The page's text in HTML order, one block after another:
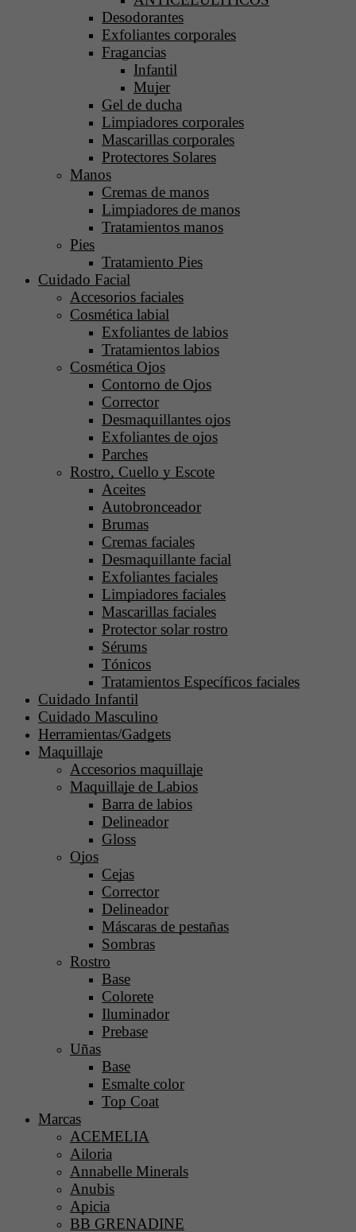
Desodorantes
Exfoliantes corporales
Fragancias
Infantil
Mujer
Gel de ducha
Limpiadores corporales
Mascarillas corporales
Protectores Solares
Manos
Cremas de manos
Limpiadores de manos
Tratamientos manos
Pies
Tratamiento Pies
Cuidado Facial
Accesorios faciales
Cosmética labial
Exfoliantes de labios
Tratamientos labios
Cosmética Ojos
Contorno de Ojos
Corrector
Desmaquillantes ojos
Exfoliantes de ojos
Parches
Rostro, Cuello y Escote
Aceites
Autobronceador
Brumas
Cremas faciales
Desmaquillante facial
Exfoliantes faciales
Limpiadores faciales
Mascarillas faciales
Protector solar rostro
Sérums
Tónicos
Tratamientos Específicos faciales
Cuidado Infantil
Cuidado Masculino
Herramientas/Gadgets
Maquillaje
Accesorios maquillaje
Maquillaje de Labios
Barra de labios
Delineador
Gloss
Ojos
Cejas
Corrector
Delineador
Máscaras de pestañas
Sombras
Rostro
Base
Colorete
Iluminador
Prebase
Uñas
Base
Esmalte color
Top Coat
Marcas
ACEMELIA
Ailoria
Annabelle Minerals
Anubis
Apicia
BB GRENADINE